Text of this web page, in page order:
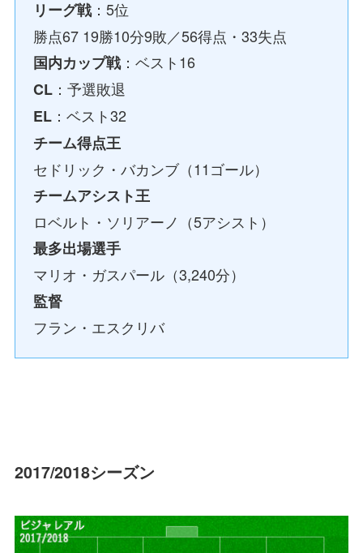
リーグ戦：5位
勝点67 19勝10分9敗／56得点・33失点
国内カップ戦：ベスト16
CL ：予選敗退
EL ：ベスト32
チーム得点王
セドリック・バカンブ（11ゴール）
チームアシスト王
ロベルト・ソリアーノ（5アシスト）
最多出場選手
マリオ・ガスパール（3,240分）
監督
フラン・エスクリバ
2017/2018シーズン